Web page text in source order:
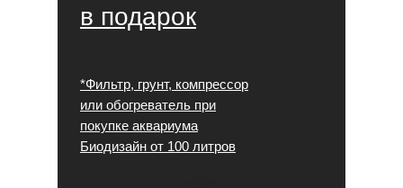
в подарок
*Фильтр, грунт, компрессор
или обогреватель при
покупке аквариума
Биодизайн от 100 литров